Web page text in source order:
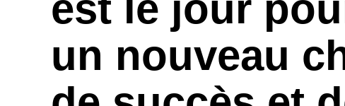
un nouveau